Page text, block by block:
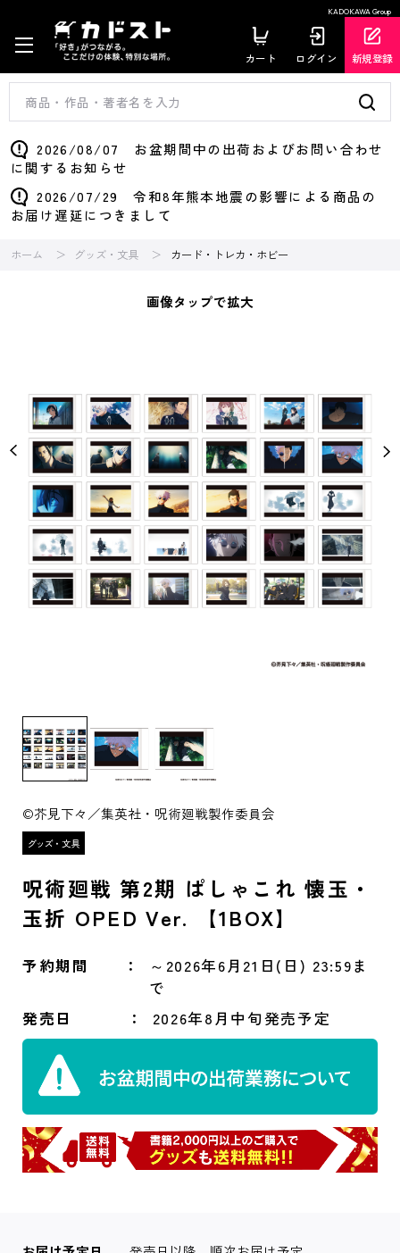
KADOKAWA Group
カート ログイン 新規登録
2026/08/07 お盆期間中の出荷およびお問い合わせ
に関するお知らせ
2026/07/29 令和8年熊本地震の影響による商品の
お届け遅延につきまして
ホーム グッズ・文具 カード・トレカ・ホビー
画像タップで拡大
©芥見下々／集英社・呪術廻戦製作委員会
呪術廻戦 第2期 ぱしゃこれ 懐玉・
玉折 OPED Ver. 【1BOX】
予約期間
～2026年6月21日(日) 23:59ま
で
発売日
2026年8月中旬発売予定